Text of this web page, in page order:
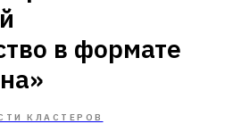
в формате
КЛАСТЕРОВ